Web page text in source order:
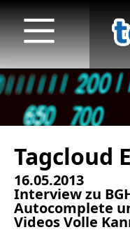
Tagcloud
16.05.2013
Interview zu
Autocomplete
Videos Volle
Startseite
TV